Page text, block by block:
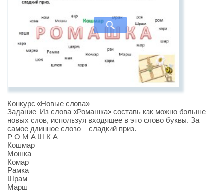
Конкурс «Новые слова»
Задание: Из слова «Ромашка» составь как можно больше
новых слов, используя входящее в это слово буквы. За
самое длинное слово – сладкий приз.
Р О М А Ш К А
Кошмар
Мошка
Комар
Рамка
Шрам
Марш